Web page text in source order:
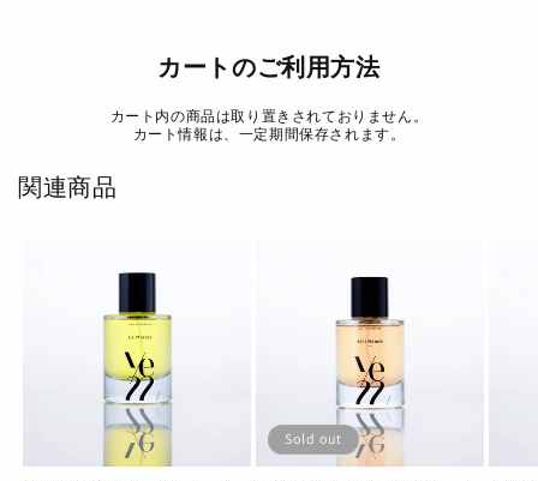
カートのご利用方法
カート内の商品は取り置きされておりません。
カート情報は、一定期間保存されます。
関連商品
Sold out